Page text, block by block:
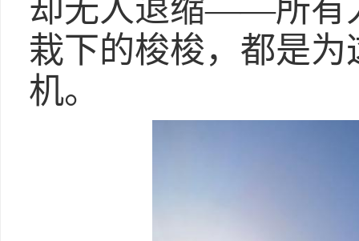
却无人退缩——所有
栽下的梭梭，都是
机。